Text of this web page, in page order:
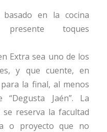
en la cocina
presente toques
Extra sea uno de los
y que cuente, en
la final, al menos
Jaén”. La
reserva la facultad
o proyecto que no